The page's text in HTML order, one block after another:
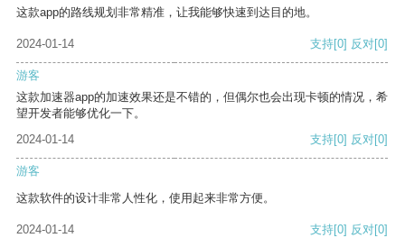
这款app的路线规划非常精准，让我能够快速到达目的地。
2024-01-14 支持[0] 反对[0]
游客
这款加速器app的加速效果还是不错的，但偶尔也会出现卡顿的情况，希
望开发者能够优化一下。
2024-01-14
支持[0] 反对[0]
游客
这款软件的设计非常人性化，使用起来非常方便。
2024-01-14 支持[0] 反对[0]